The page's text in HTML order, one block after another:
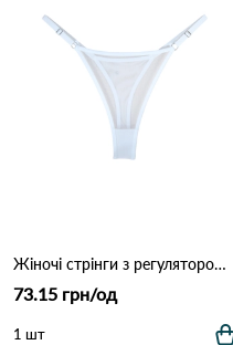
Жіночі стрінги з регулятором (Сітка) DALLIANCE 9964 Білий
73.15 грн/од
1 шт